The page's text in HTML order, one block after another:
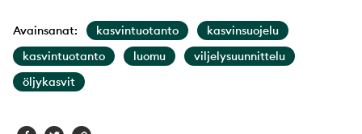
Avainsanat: kasvintuotanto
kasvinsuojelu
kasvintuotanto
luomu
viljelysuunnittelu
öljykasvit